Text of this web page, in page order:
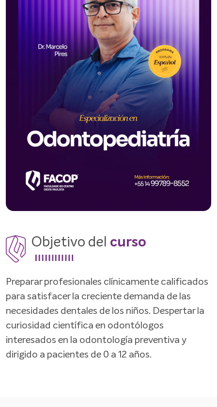
Objetivo del curso
Preparar profesionales clínicamente calificados
para satisfacer la creciente demanda de las
necesidades dentales de los niños. Despertar la
curiosidad científica en odontólogos
interesados en la odontología preventiva y
dirigido a pacientes de 0 a 12 años.